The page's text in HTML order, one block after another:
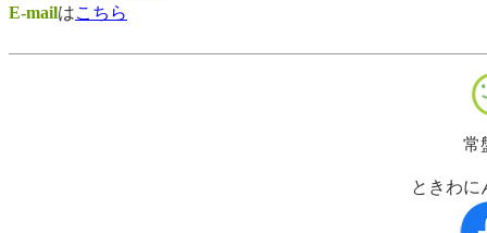
E-mailはこちら
常
ときわに